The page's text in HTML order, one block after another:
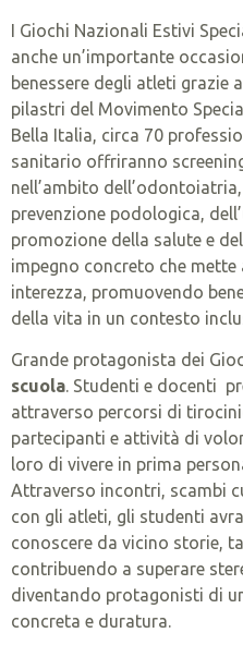
I Giochi Nazionali Estivi
anche un’importante
benessere degli atleti grazie
pilastri del Movimento
Bella Italia, circa 70
sanitario offriranno
nell’ambito
prevenzione podologica,
promozione della salute e
impegno concreto che
interezza, promuovendo
della vita in un contesto
Grande protagonista dei
scuola. Studenti e docenti
attraverso percorsi di
partecipanti e attività di
loro di vivere in prima
Attraverso incontri, scambi
con gli atleti, gli studenti
conoscere da vicino storie,
contribuendo a superare
diventando protagonisti di
concreta e duratura.